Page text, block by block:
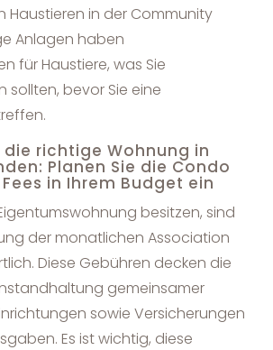
Haustieren in der Community
Anlagen haben
für Haustiere, was Sie
sollten, bevor Sie eine
richtige Wohnung in
Planen Sie die Condo
in Ihrem Budget ein
besitzen, sind
der monatlichen Association
Diese Gebühren decken die
gemeinsamer
sowie Versicherungen
Es ist wichtig, diese